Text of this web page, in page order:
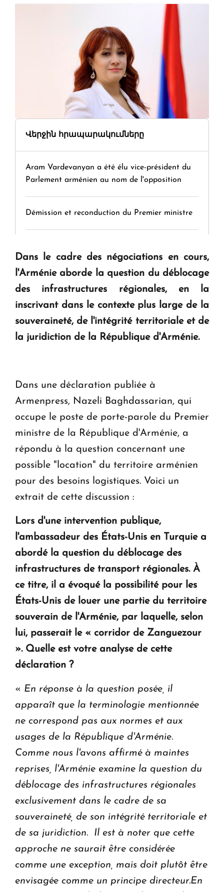
Վերջին հրապարակումները
Aram Vardevanyan a été élu vice-président du
Parlement arménien au nom de l'opposition
Démission et reconduction du Premier ministre
guerre, on est tous des perdants »
" Tant qu'il n'existe pas d'alternative concrète, la
question d'un référendum ne se pose pas. "
KASA : 30 ans d'audace, de résilience et d'avenir
Dans le cadre des négociations en cours,
l'Arménie aborde la question du déblocage
des infrastructures régionales, en la
inscrivant dans le contexte plus large de la
souveraineté, de l'intégrité territoriale et de
la juridiction de la République d'Arménie.
Dans une déclaration publiée à
Armenpress, Nazeli Baghdassarian, qui
occupe le poste de porte-parole du Premier
ministre de la République d'Arménie, a
répondu à la question concernant une
possible "location" du territoire arménien
pour des besoins logistiques. Voici un
extrait de cette discussion :
Lors d'une intervention publique,
l'ambassadeur des États-Unis en Turquie a
abordé la question du déblocage des
infrastructures de transport régionales. À
ce titre, il a évoqué la possibilité pour les
États-Unis de louer une partie du territoire
souverain de l'Arménie, par laquelle, selon
lui, passerait le « corridor de Zanguezour
». Quelle est votre analyse de cette
déclaration ?
« En réponse à la question posée, il
apparaît que la terminologie mentionnée
ne correspond pas aux normes et aux
usages de la République d'Arménie.
Comme nous l'avons affirmé à maintes
reprises, l'Arménie examine la question du
déblocage des infrastructures régionales
exclusivement dans le cadre de sa
souveraineté, de son intégrité territoriale et
de sa juridiction. Il est à noter que cette
approche ne saurait être considérée
comme une exception, mais doit plutôt être
envisagée comme un principe directeur.En